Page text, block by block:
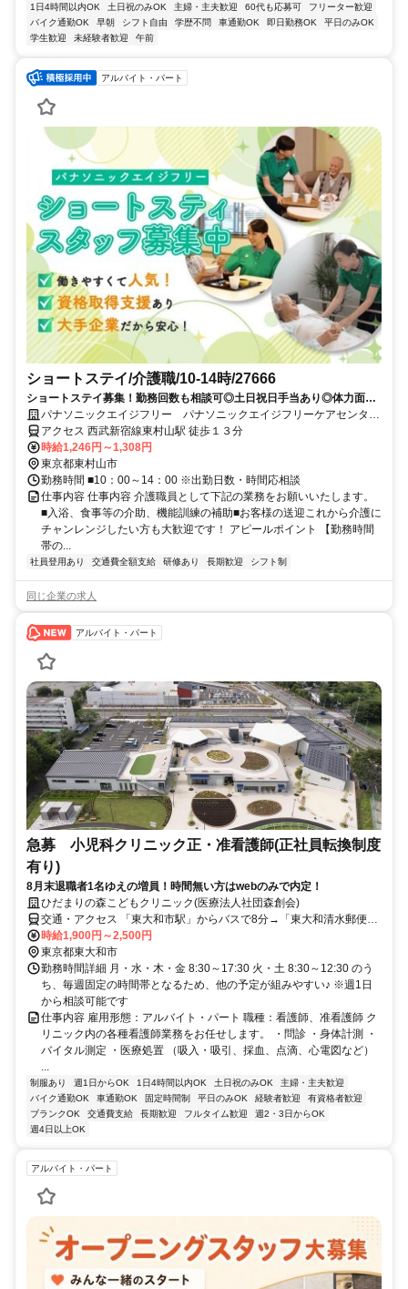
1日4時間以内OK
土日祝のみOK 主婦・主夫歓迎 60代も応募可
フリーター歓迎
バイク通勤OK
早朝 シフト自由 学歴不問 車通勤OK 即日勤務OK
平日のみOK
学生歓迎
未経験者歓迎 午前
アルバイト・パート
ショートステイ/介護職/10-14時/27666
ショートステイ募集！勤務回数も相談可◎土日祝日手当あり◎体力面が
心配な方や、シニア世代の方にも人気の求人です。
パナソニックエイジフリー パナソニックエイジフリーケアセンター
東村山・ショートステイ
アクセス 西武新宿線東村山駅 徒歩１３分
時給1,246円～1,308円
東京都東村山市
勤務時間 ■10：00～14：00 ※出勤日数・時間応相談
仕事内容 仕事内容 介護職員として下記の業務をお願いいたします。
■入浴、食事等の介助、機能訓練の補助■お客様の送迎これから介護に
チャンレンジしたい方も大歓迎です！ アピールポイント 【勤務時間
帯の...
社員登用あり 交通費全額支給 研修あり 長期歓迎 シフト制
同じ企業の求人
アルバイト・パート
急募 小児科クリニック正・准看護師(正社員転換制度
有り)
8月末退職者1名ゆえの増員！時間無い方はwebのみで内定！
ひだまりの森こどもクリニック(医療法人社団森創会)
交通・アクセス 「東大和市駅」からバスで8分→「東大和清水郵便
局」下車：徒歩5分、または「「団地南」下車：徒歩4分／「久米川
駅」からバスで10分→「東大和清水郵便局」下車：徒歩5分
時給1,900円～2,500円
東京都東大和市
勤務時間詳細 月・水・木・金 8:30～17:30 火・土 8:30～12:30 のう
ち、毎週固定の時間帯となるため、他の予定が組みやすい♪ ※週1日
から相談可能です
仕事内容 雇用形態：アルバイト・パート 職種：看護師、准看護師 ク
リニック内の各種看護師業務をお任せします。 ・問診 ・身体計測 ・
バイタル測定 ・医療処置 （吸入・吸引、採血、点滴、心電図など）
制服あり 週1日からOK 1日4時間以内OK 土日祝のみOK
主婦・主夫歓迎
バイク通勤OK
車通勤OK 固定時間制 平日のみOK 経験者歓迎
有資格者歓迎
ブランクOK
交通費支給 長期歓迎 フルタイム歓迎
週2・3日からOK
週4日以上OK
アルバイト・パート